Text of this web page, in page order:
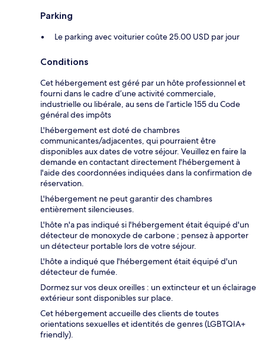
Parking
Le parking avec voiturier coûte 25.00 USD par jour
Conditions
Cet hébergement est géré par un hôte professionnel et
fourni dans le cadre d’une activité commerciale,
industrielle ou libérale, au sens de l’article 155 du Code
général des impôts
L'hébergement est doté de chambres
communicantes/adjacentes, qui pourraient être
disponibles aux dates de votre séjour. Veuillez en faire la
demande en contactant directement l'hébergement à
l'aide des coordonnées indiquées dans la confirmation de
réservation.
L'hébergement ne peut garantir des chambres
entièrement silencieuses.
L'hôte n'a pas indiqué si l'hébergement était équipé d'un
détecteur de monoxyde de carbone ; pensez à apporter
un détecteur portable lors de votre séjour.
L'hôte a indiqué que l'hébergement était équipé d'un
détecteur de fumée.
Dormez sur vos deux oreilles : un extincteur et un éclairage
extérieur sont disponibles sur place.
Cet hébergement accueille des clients de toutes
orientations sexuelles et identités de genres (LGBTQIA+
friendly).